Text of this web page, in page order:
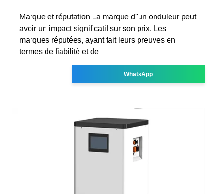
Marque et réputation La marque d''un onduleur peut
avoir un impact significatif sur son prix. Les
marques réputées, ayant fait leurs preuves en
termes de fiabilité et de
WhatsApp